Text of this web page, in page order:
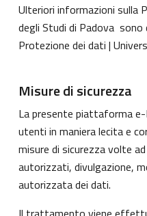
Ulteriori informazioni sulla
degli Studi di Padova sono
Protezione dei dati |
Misure di sicurezza
La presente piattaforma
utenti in maniera lecita e
misure di sicurezza volte
autorizzati, divulgazione,
autorizzata dei dati.